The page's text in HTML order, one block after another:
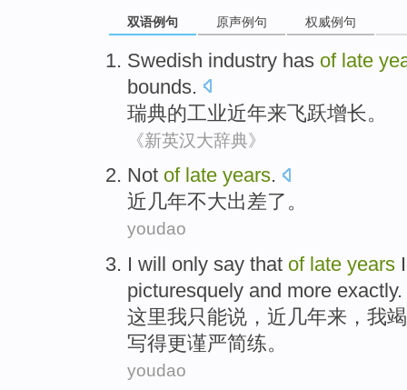
双语例句 原声例句 权威例句
Swedish industry has of late
bounds.
瑞典的工业近年来飞跃增长。
《新英汉大辞典》
Not of late years.
近几年不大出差了 。
youdao
I will only say that of late years
picturesquely and more exactly.
这里我只能说 ， 近几年来 ，我
写得更谨严简练。
youdao